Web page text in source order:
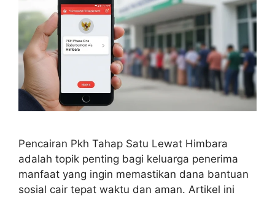
Pencairan Pkh Tahap Satu Lewat Himbara
adalah topik penting bagi keluarga penerima
manfaat yang ingin memastikan dana bantuan
sosial cair tepat waktu dan aman. Artikel ini